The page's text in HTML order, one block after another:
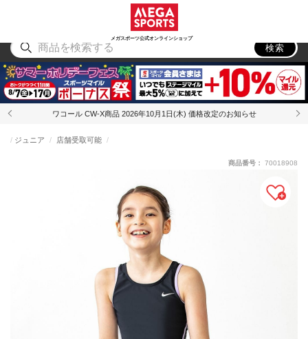
メガスポーツ公式オンラインショップ
アウトドア
検索
ワコール CW-X商品 2026年10月1日(木) 価格改定のお知らせ
ジュニア 店舗受取可能
商品番号： 70018908